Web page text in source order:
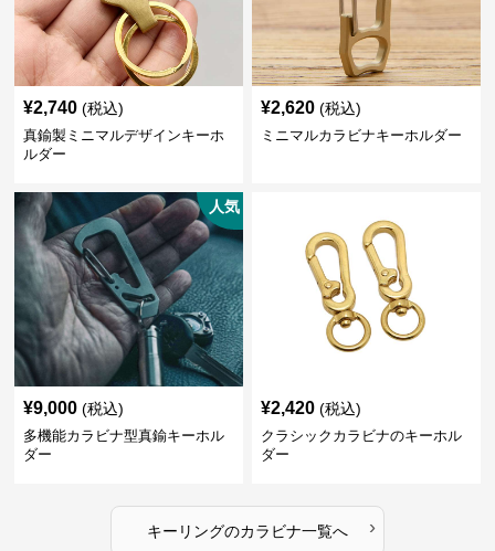
¥2,740 (税込)
真鍮製ミニマルデザインキーホ
ルダー
¥2,620 (税込)
ミニマルカラビナキーホルダー
人気
¥9,000 (税込)
多機能カラビナ型真鍮キーホル
ダー
¥2,420 (税込)
クラシックカラビナのキーホル
ダー
キーリングのカラビナ一覧へ ›